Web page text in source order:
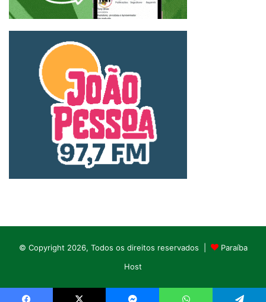
© Copyright 2026, Todos os direitos reservados |
Paraíba
Host